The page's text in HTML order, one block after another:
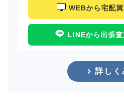
WEBから宅配
LINEから出張
詳しく